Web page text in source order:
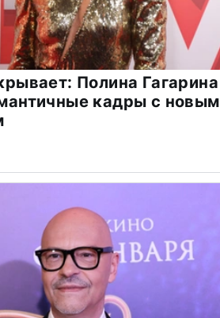
Полина Гагарина
кадры с новым